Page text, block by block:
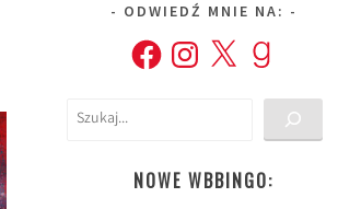
ODWIEDŹ MNIE NA:
FacebookInstagram
X Goodreads
Szukaj
NOWE WBBINGO: